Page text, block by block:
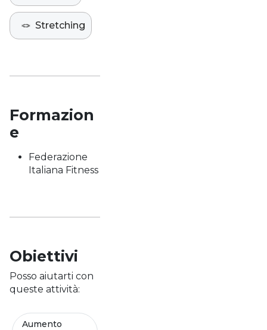
🪢 Stretching
Formazion
e
Federazione
Italiana Fitness
Obiettivi
Posso aiutarti con
queste attività:
Aumento